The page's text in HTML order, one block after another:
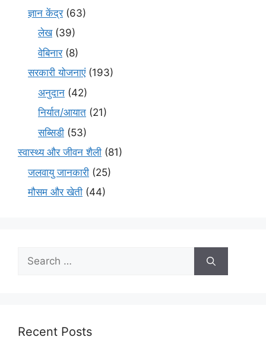
ज्ञान केंद्र(63)
लेख(39)
वेबिनार(8)
सरकारी योजनाएं(193)
अनुदान (42)
निर्यात/आयात (21)
सब्सिडी (53)
स्वास्थ्य और जीवन शैली (81)
जलवायु जानकारी (25)
मौसम और खेती (44)
Recent Posts